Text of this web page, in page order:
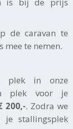
de caravan te
mee te nemen.
plek in onze
plek voor je
200,-. Zodra we
je stallingsplek